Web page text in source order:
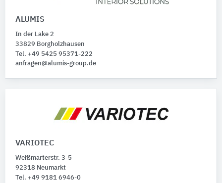
ALUMIS
In der Lake 2
33829 Borgholzhausen
Tel. +49 5425 95371-222
anfragen@alumis-group.de
VARIOTEC
Weißmarterstr. 3-5
92318 Neumarkt
Tel. +49 9181 6946-0